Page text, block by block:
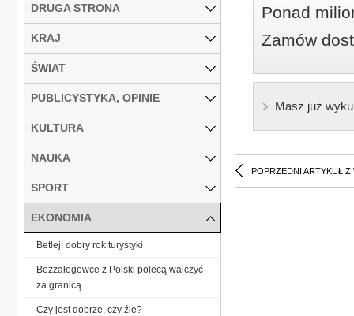
Ponad
Zamów
Masz już
POPRZEDNI ARTYKUŁ Z
DRUGA STRONA
KRAJ
ŚWIAT
PUBLICYSTYKA, OPINIE
KULTURA
NAUKA
SPORT
EKONOMIA
Betlej: dobry rok turystyki
Bezzałogowce z Polski polecą walczyć
za granicą
Czy jest dobrze, czy źle?